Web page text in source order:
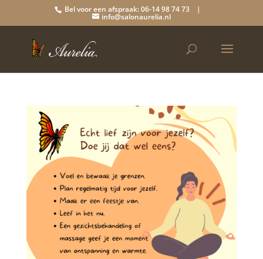
Bel voor een afspraak: 06-14 98 74 73 |
info@salonaurelia.nl